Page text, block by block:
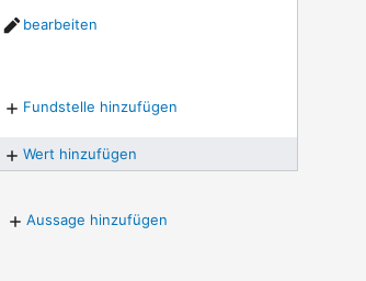
bearbeiten
Fundstelle hinzufügen
Wert hinzufügen
Aussage hinzufügen